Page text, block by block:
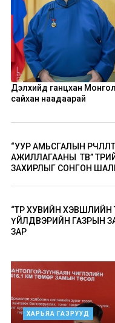
Дэлхийд ганцхан
сайхан наадаарай
“УУР АМЬСГАЛЫН
АЖИЛЛАГААНЫ ТӨВ”
ЗАХИРЛЫГ СОНГОН
“ТӨР ХУВИЙН ХЭВШЛИЙН
ҮЙЛДВЭРИЙН ГАЗРЫН
ЗАР
ХАРЬЯА ГАЗРУУД